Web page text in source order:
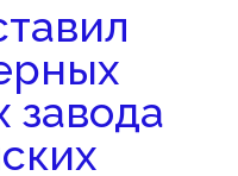
завода